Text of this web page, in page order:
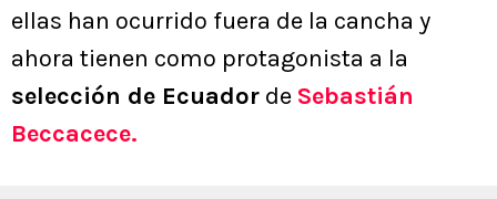
ellas han ocurrido fuera de la cancha y
ahora tienen como protagonista a la
selección de Ecuador de Sebastián
Beccacece.